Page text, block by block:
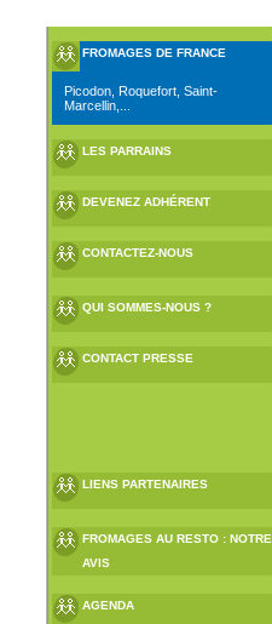
FROMAGES DE FRANCE
Picodon, Roquefort, Saint-
Marcellin,...
LES PARRAINS
DEVENEZ ADHÉRENT
CONTACTEZ-NOUS
QUI SOMMES-NOUS ?
CONTACT PRESSE
LIENS PARTENAIRES
FROMAGES AU RESTO : NOTRE
AVIS
AGENDA